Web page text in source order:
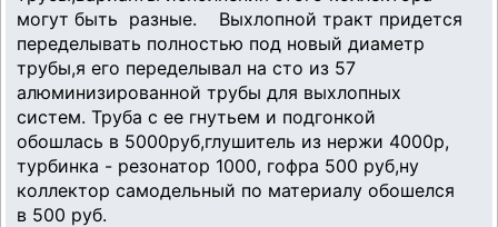
могут быть разные. Выхлопной тракт придется
переделывать полностью под новый диаметр
трубы,я его переделывал на сто из 57
алюминизированной трубы для выхлопных
систем. Труба с ее гнутьем и подгонкой
обошлась в 5000руб,глушитель из нержи 4000р,
турбинка - резонатор 1000, гофра 500 руб,ну
коллектор самодельный по материалу обошелся
в 500 руб.